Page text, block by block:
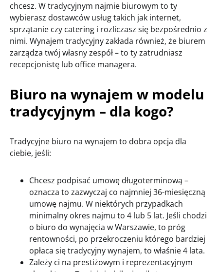
chcesz. W tradycyjnym najmie biurowym to ty
wybierasz dostawców usług takich jak internet,
sprzątanie czy catering i rozliczasz się bezpośrednio z
nimi. Wynajem tradycyjny zakłada również, że biurem
zarządza twój własny zespół – to ty zatrudniasz
recepcjonistę lub office managera.
Biuro na wynajem w modelu
tradycyjnym – dla kogo?
Tradycyjne biuro na wynajem to dobra opcja dla
ciebie, jeśli:
Chcesz podpisać umowę długoterminową –
oznacza to zazwyczaj co najmniej 36-miesięczną
umowę najmu. W niektórych przypadkach
minimalny okres najmu to 4 lub 5 lat. Jeśli chodzi
o biuro do wynajęcia w Warszawie, to próg
rentowności, po przekroczeniu którego bardziej
opłaca się tradycyjny wynajem, to właśnie 4 lata.
Zależy ci na prestiżowym i reprezentacyjnym